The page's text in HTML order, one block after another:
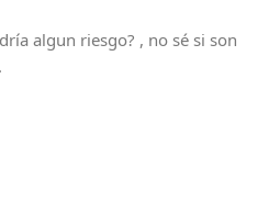
algun riesgo? , no sé si son